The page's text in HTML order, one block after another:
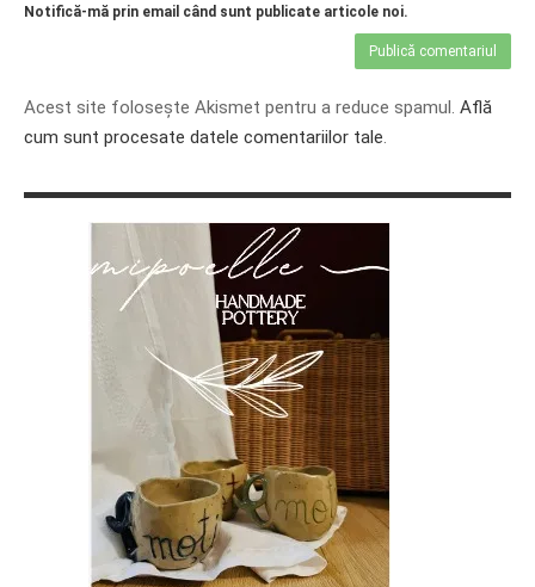
Notifică-mă prin email când sunt publicate articole noi.
Acest site folosește Akismet pentru a reduce spamul. Află
cum sunt procesate datele comentariilor tale.